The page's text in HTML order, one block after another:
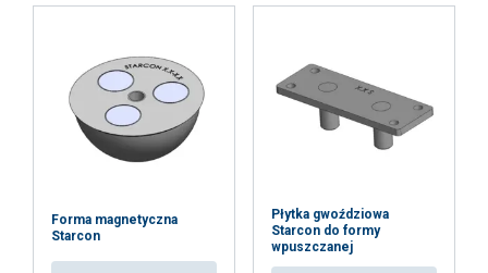
Forma magnetyczna
Starcon
Płytka gwoździowa
Starcon do formy
wpuszczanej